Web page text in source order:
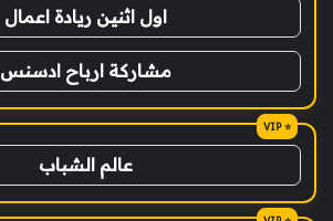
اول اثنين ريادة اعمال
مشاركة ارباح ادسنس
عالم الشباب